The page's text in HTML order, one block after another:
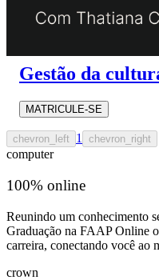
Gestão da
MATRICULE-SE
chevron_left 1 chevron_right
computer
100% online
Reunindo um conhecimento
Graduação na FAAP Online
carreira, conectando você ao
crown